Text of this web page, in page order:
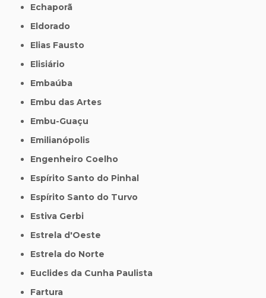
Echaporã
Eldorado
Elias Fausto
Elisiário
Embaúba
Embu das Artes
Embu-Guaçu
Emilianópolis
Engenheiro Coelho
Espírito Santo do Pinhal
Espírito Santo do Turvo
Estiva Gerbi
Estrela d'Oeste
Estrela do Norte
Euclides da Cunha Paulista
Fartura